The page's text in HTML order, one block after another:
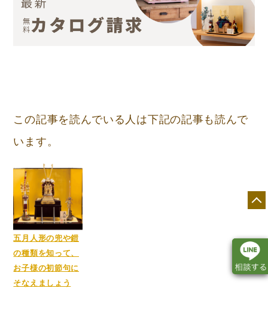
この記事を読んでいる人は下記の記事も読んで
います。
五月人形の兜や鎧
の種類を知って、
お子様の初節句に
そなえましょう